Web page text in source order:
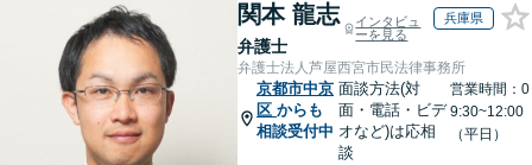
関本 龍志
弁護士
インタビュ
ーを見る
兵庫県
弁護士法人芦屋西宮市民法律事務所
京都市中京
区 からも
相談受付中
面談方法(対
面・電話・ビデ
オなど)は応相
談
営業時間：0
9:30~12:00
（平日）